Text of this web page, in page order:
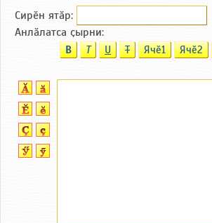
Сирӗн ятӑp:
Анлӑлатса ҫырни:
B T U T Ячӗ1 Ячӗ2